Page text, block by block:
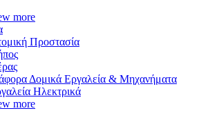
more
Προστασία
Δομικά Εργαλεία & Μηχανήματα
Ηλεκτρικά
more